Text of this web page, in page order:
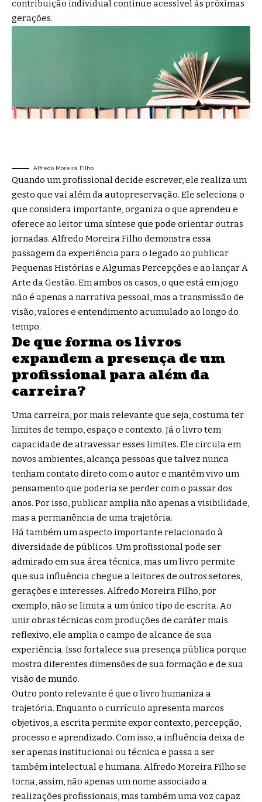
contribuição individual continue acessível às próximas
gerações.
Alfredo Moreira Filho
Quando um profissional decide escrever, ele realiza um
gesto que vai além da autopreservação. Ele seleciona o
que considera importante, organiza o que aprendeu e
oferece ao leitor uma síntese que pode orientar outras
jornadas. Alfredo Moreira Filho demonstra essa
passagem da experiência para o legado ao publicar
Pequenas Histórias e Algumas Percepções e ao lançar A
Arte da Gestão. Em ambos os casos, o que está em jogo
não é apenas a narrativa pessoal, mas a transmissão de
visão, valores e entendimento acumulado ao longo do
tempo.
De que forma os livros
expandem a presença de um
profissional para além da
carreira?
Uma carreira, por mais relevante que seja, costuma ter
limites de tempo, espaço e contexto. Já o livro tem
capacidade de atravessar esses limites. Ele circula em
novos ambientes, alcança pessoas que talvez nunca
tenham contato direto com o autor e mantém vivo um
pensamento que poderia se perder com o passar dos
anos. Por isso, publicar amplia não apenas a visibilidade,
mas a permanência de uma trajetória.
Há também um aspecto importante relacionado à
diversidade de públicos. Um profissional pode ser
admirado em sua área técnica, mas um livro permite
que sua influência chegue a leitores de outros setores,
gerações e interesses. Alfredo Moreira Filho, por
exemplo, não se limita a um único tipo de escrita. Ao
unir obras técnicas com produções de caráter mais
reflexivo, ele amplia o campo de alcance de sua
experiência. Isso fortalece sua presença pública porque
mostra diferentes dimensões de sua formação e de sua
visão de mundo.
Outro ponto relevante é que o livro humaniza a
trajetória. Enquanto o currículo apresenta marcos
objetivos, a escrita permite expor contexto, percepção,
processo e aprendizado. Com isso, a influência deixa de
ser apenas institucional ou técnica e passa a ser
também intelectual e humana. Alfredo Moreira Filho se
torna, assim, não apenas um nome associado a
realizações profissionais, mas também uma voz capaz